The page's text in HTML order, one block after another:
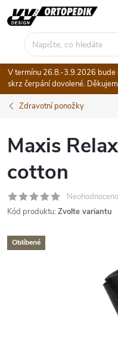
Přejít
na
V termínu 26.8.-3.9.2026
skrz čerpání dovolené.
Zdravotní ponožky
Maxis
cotton
Neohodnoceno
Kód produktu: Zvolte variantu
Oblíbené